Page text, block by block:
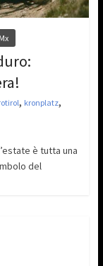
, kronplatz,
è tutta una
del